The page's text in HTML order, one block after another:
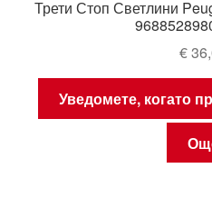
Трети Стоп Светлини
€
Уведомете, когато